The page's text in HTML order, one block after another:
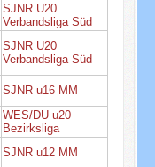
SJNR U20
Verbandsliga Süd
SJNR U20
Verbandsliga Süd
SJNR u16 MM
WES/DU u20
Bezirksliga
SJNR u12 MM